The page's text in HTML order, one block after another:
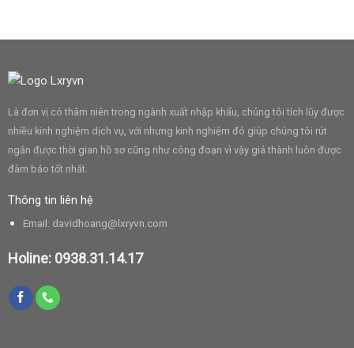
Là đơn vị có thâm niên trong ngành xuất nhập khẩu, chúng tôi tích lũy được
nhiều kinh nghiệm dịch vụ, với nhưng kinh nghiệm đó giúp chúng tôi rút
ngắn được thời gian hồ sơ cũng như công đoạn vì vậy giá thành luôn được
đàm bảo tốt nhất.
Thông tin liên hệ
Email: davidhoang@lxryvn.com
Holine: 0938.31.14.17